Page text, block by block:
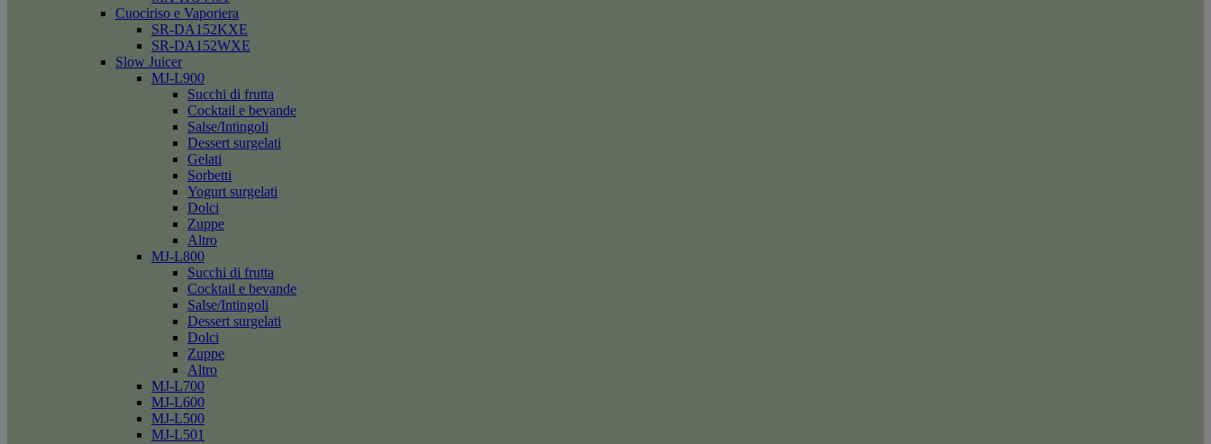
Cuociriso e Vaporiera
SR-DA152KXE
SR-DA152WXE
Slow Juicer
MJ-L900
Succhi di frutta
Cocktail e bevande
Salse/Intingoli
Dessert surgelati
Gelati
Sorbetti
Yogurt surgelati
Dolci
Zuppe
Altro
MJ-L800
Succhi di frutta
Cocktail e bevande
Salse/Intingoli
Dessert surgelati
Dolci
Zuppe
Altro
MJ-L700
MJ-L600
MJ-L500
MJ-L501